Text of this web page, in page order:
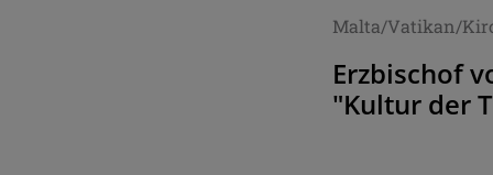
Malta/Vatikan/
Erzbischof
"Kultur der